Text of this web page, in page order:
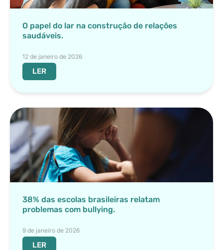
O papel do lar na construção de relações
saudáveis.
12 de janeiro de 2026
LER
38% das escolas brasileiras relatam
problemas com bullying.
9 de janeiro de 2026
LER